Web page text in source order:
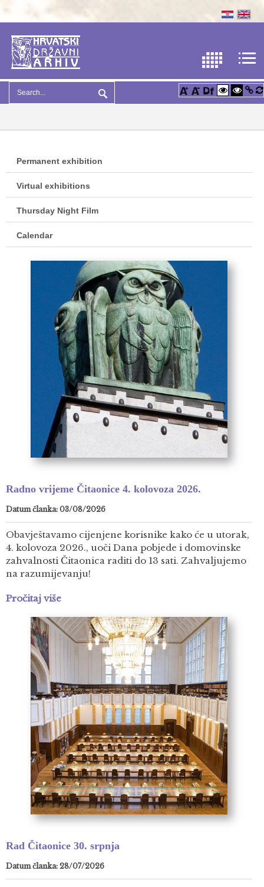
Permanent exhibition
Virtual exhibitions
Thursday Night Film
Calendar
Radno vrijeme Čitaonice 4. kolovoza 2026.
Datum članka: 03/08/2026
Obavještavamo cijenjene korisnike kako će u utorak,
4. kolovoza 2026., uoči Dana pobjede i domovinske
zahvalnosti Čitaonica raditi do 13 sati. Zahvaljujemo
na razumijevanju!
Pročitaj više
Rad Čitaonice 30. srpnja
Datum članka: 28/07/2026